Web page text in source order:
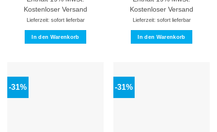
war:
19,00 €
ist:
17,70 €.
Kostenloser Versand
Lieferzeit: sofort lieferbar
In den Warenkorb
war:
95,00 €
ist:
66,50 €.
Kostenloser Versand
Lieferzeit: sofort lieferbar
In den Warenkorb
-31% -31%